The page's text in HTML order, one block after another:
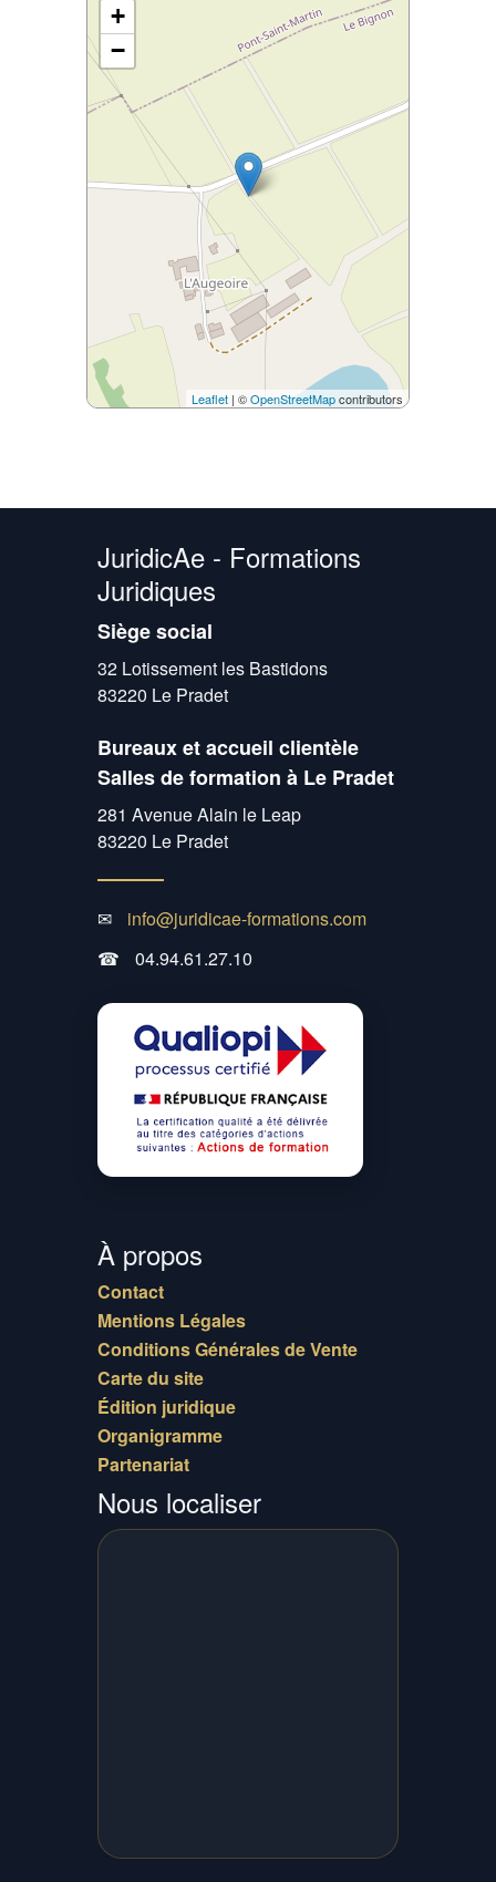
+
−
Leaflet | ©OpenStreetMapcontributors
JuridicAe - Formations
Juridiques
Siège social
32 Lotissement les Bastidons
83220 Le Pradet
Bureaux et accueil clientèle
Salles de formation à Le Pradet
281 Avenue Alain le Leap
83220 Le Pradet
✉
info@juridicae-formations.com
☎
04.94.61.27.10
À propos
Contact
Mentions Légales
Conditions Générales de Vente
Carte du site
Édition juridique
Organigramme
Partenariat
Nous localiser